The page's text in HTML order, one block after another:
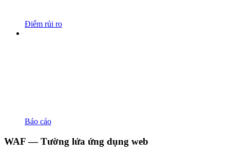
Điểm rủi ro
Báo cáo
WAF — Tường lửa ứng dụng web